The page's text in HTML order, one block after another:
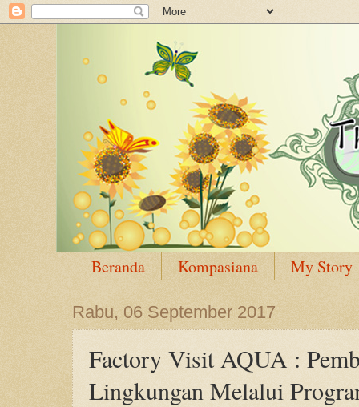
Beranda Kompasiana My Story
Rabu, 06 September 2017
Factory Visit AQUA :
Lingkungan Melalui